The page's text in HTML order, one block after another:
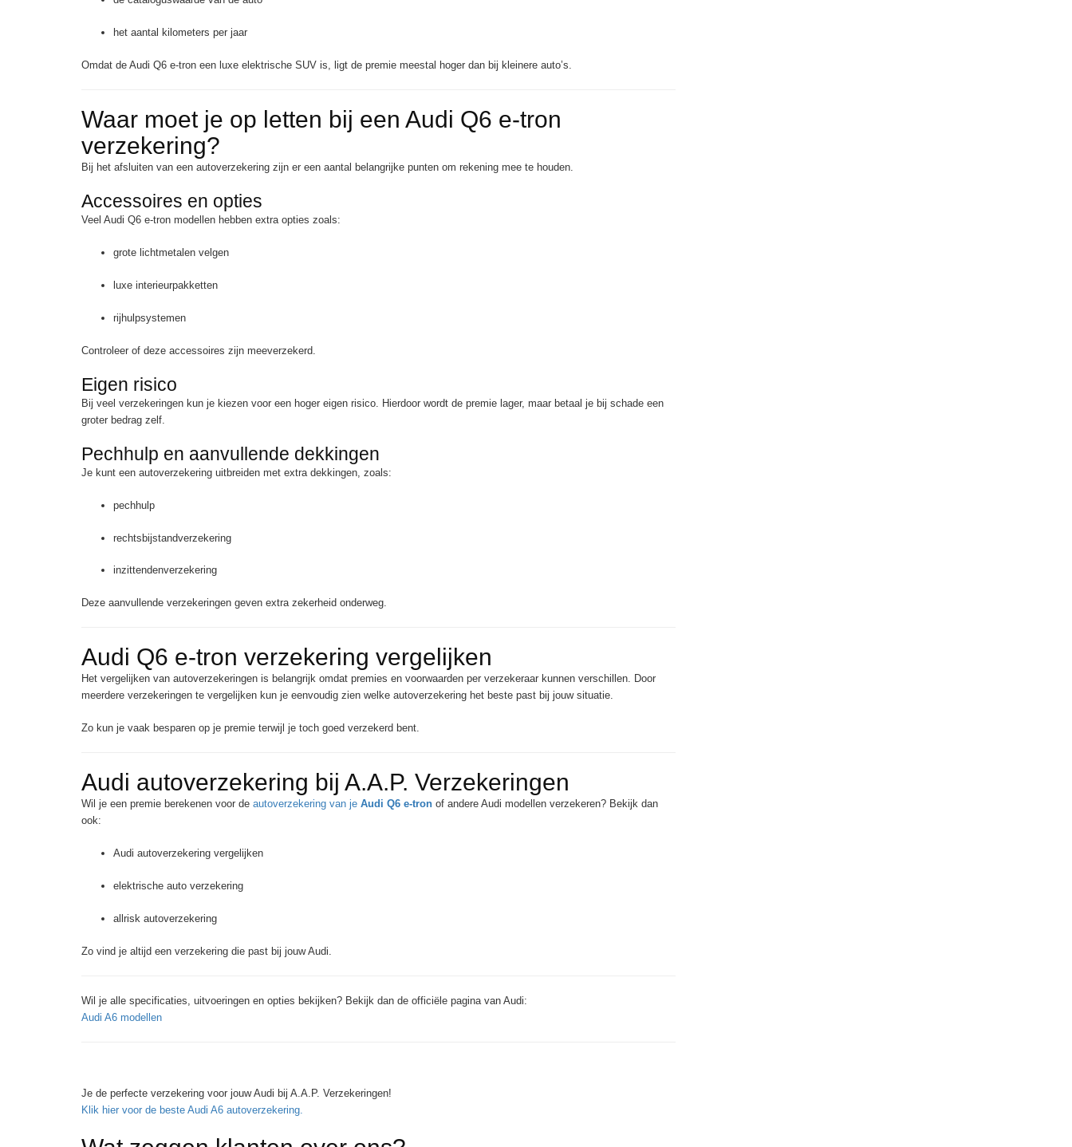
het aantal kilometers per jaar
Omdat de Audi Q6 e-tron een luxe elektrische SUV is, ligt de premie meestal hoger dan bij kleinere auto’s.
Waar moet je op letten bij een Audi Q6 e-tron
verzekering?
Bij het afsluiten van een autoverzekering zijn er een aantal belangrijke punten om rekening mee te houden.
Accessoires en opties
Veel Audi Q6 e-tron modellen hebben extra opties zoals:
grote lichtmetalen velgen
luxe interieurpakketten
rijhulpsystemen
Controleer of deze accessoires zijn meeverzekerd.
Eigen risico
Bij veel verzekeringen kun je kiezen voor een hoger eigen risico. Hierdoor wordt de premie lager, maar betaal je bij schade een
groter bedrag zelf.
Pechhulp en aanvullende dekkingen
Je kunt een autoverzekering uitbreiden met extra dekkingen, zoals:
pechhulp
rechtsbijstandverzekering
inzittendenverzekering
Deze aanvullende verzekeringen geven extra zekerheid onderweg.
Audi Q6 e-tron verzekering vergelijken
Het vergelijken van autoverzekeringen is belangrijk omdat premies en voorwaarden per verzekeraar kunnen verschillen. Door
meerdere verzekeringen te vergelijken kun je eenvoudig zien welke autoverzekering het beste past bij jouw situatie.
Zo kun je vaak besparen op je premie terwijl je toch goed verzekerd bent.
Audi autoverzekering bij A.A.P. Verzekeringen
Wil je een premie berekenen voor de autoverzekering van je Audi Q6 e-tron of andere Audi modellen verzekeren? Bekijk dan
ook:
Audi autoverzekering vergelijken
elektrische auto verzekering
allrisk autoverzekering
Zo vind je altijd een verzekering die past bij jouw Audi.
Wil je alle specificaties, uitvoeringen en opties bekijken? Bekijk dan de officiële pagina van Audi:
Audi A6 modellen
Je de perfecte verzekering voor jouw Audi bij A.A.P. Verzekeringen!
Klik hier voor de beste Audi A6 autoverzekering.